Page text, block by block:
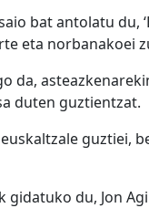
bat antolatu du,
eta norbanakoei
da,
duten guztientzat.
guztiei,
du, Jon